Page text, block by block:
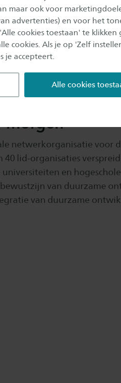
maar ook voor
advertenties) en voor het
cookies toestaan' te klikken
cookies. Als je op 'Zelf
je accepteert.
Alle cookies
Morgen
netwerkorganisatie voor
lid-organisaties
en
van duurzame
van duurzame